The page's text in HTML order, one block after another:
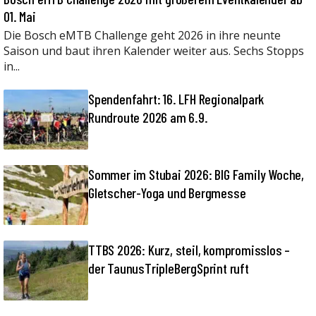
01. Mai
Die Bosch eMTB Challenge geht 2026 in ihre neunte
Saison und baut ihren Kalender weiter aus. Sechs Stopps
in...
Spendenfahrt: 16. LFH Regionalpark
Rundroute 2026 am 6.9.
Sommer im Stubai 2026: BIG Family Woche,
Gletscher-Yoga und Bergmesse
TTBS 2026: Kurz, steil, kompromisslos –
der TaunusTripleBergSprint ruft